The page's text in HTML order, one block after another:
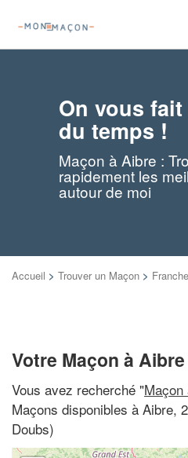
On vous
du temps !
Maçon à Aibre :
rapidement les
autour de moi
Accueil > Trouver un Maçon >
Votre Maçon à Aibre
Vous avez recherché "Maçon
Maçons disponibles à Aibre,
Doubs)